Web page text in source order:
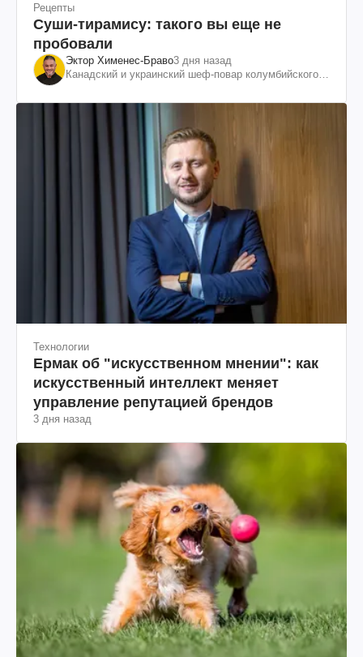
Рецепты
Суши-тирамису: такого вы еще не
пробовали
Эктор Хименес-Браво3 дня назад
Канадский и украинский шеф-повар колумбийского
Технологии
Ермак об "искусственном мнении": как
искусственный интеллект меняет
управление репутацией брендов
3 дня назад